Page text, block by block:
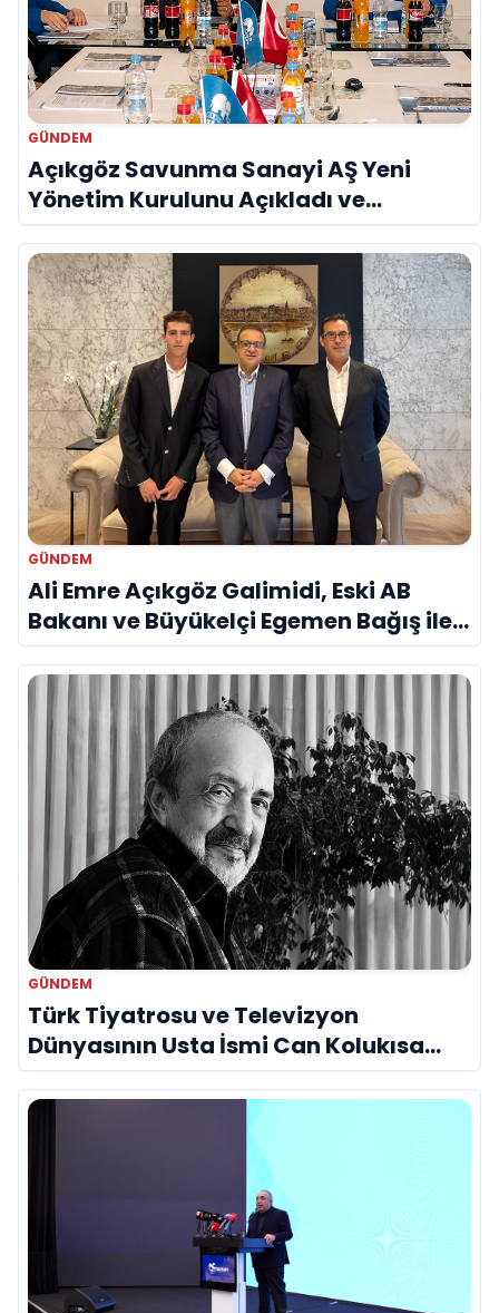
GÜNDEM
Açıkgöz Savunma Sanayi AŞ Yeni
Yönetim Kurulunu Açıkladı ve
Savunma Sanayinde Küresel Vizyon
Vurgusu
GÜNDEM
Ali Emre Açıkgöz Galimidi, Eski AB
Bakanı ve Büyükelçi Egemen Bağış ile
Bir Araya Geldi
GÜNDEM
Türk Tiyatrosu ve Televizyon
Dünyasının Usta İsmi Can Kolukısa
Hayatını Kaybetti